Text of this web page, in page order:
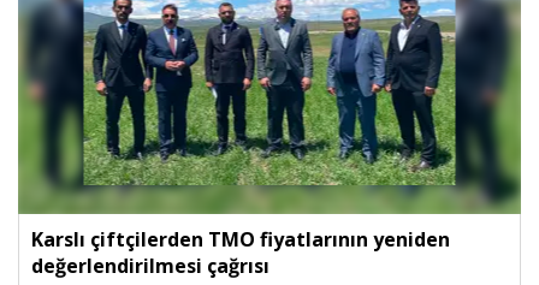
Karslı çiftçilerden TMO fiyatlarının yeniden
değerlendirilmesi çağrısı